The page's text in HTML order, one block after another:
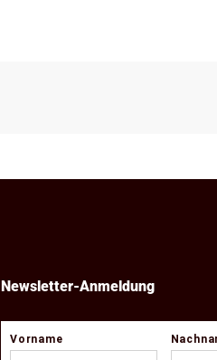
Newsletter-Anmeldung